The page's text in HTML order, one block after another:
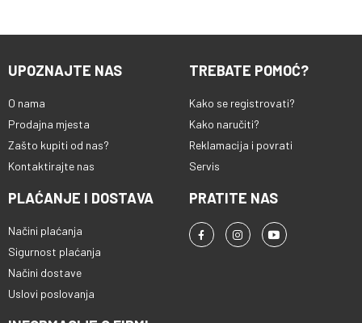
UPOZNAJTE NAS
O nama
Prodajna mjesta
Zašto kupiti od nas?
Kontaktirajte nas
TREBATE POMOĆ?
Kako se registrovati?
Kako naručiti?
Reklamacija i povrati
Servis
PLAĆANJE I DOSTAVA
Načini plaćanja
Sigurnost plaćanja
Načini dostave
Uslovi poslovanja
PRATITE NAS